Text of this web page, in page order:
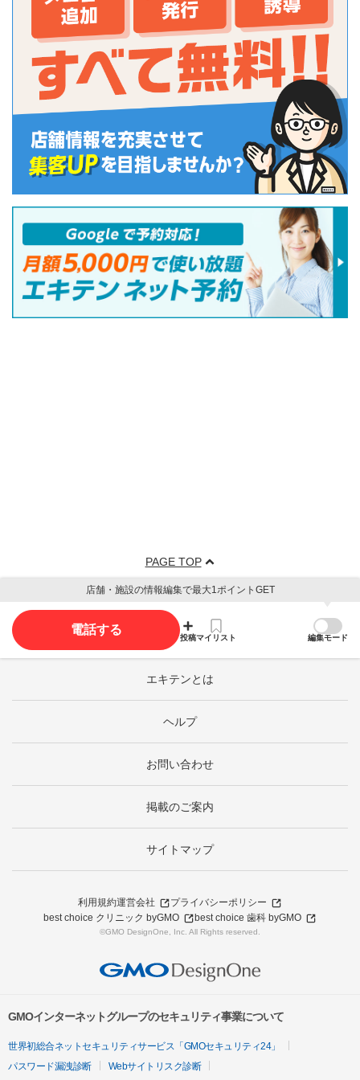
PAGE TOP
店舗・施設の情報編集で最大1ポイントGET
電話する
投稿マイリスト 編集モード
エキテンとは
ヘルプ
お問い合わせ
掲載のご案内
サイトマップ
利用規約運営会社
プライバシーポリシー
best choice クリニック byGMO
best choice 歯科 byGMO
©GMO DesignOne, Inc. All Rights reserved.
GMOインターネットグループのセキュリティ事業について
世界初総合ネットセキュリティサービス「GMOセキュリティ24」
パスワード漏洩診断
Webサイトリスク診断